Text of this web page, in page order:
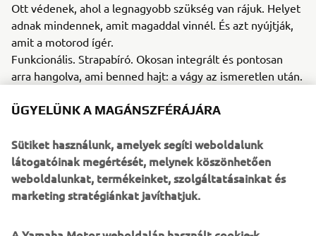
Ott védenek, ahol a legnagyobb szükség van rájuk. Helyet
adnak mindennek, amit magaddal vinnél. És azt nyújtják,
amit a motorod ígér.
Funkcionális. Strapabíró. Okosan integrált és pontosan
arra hangolva, ami benned hajt: a vágy az ismeretlen után.
TARTOZÉKOK MEGTEKINTÉSE
ÜGYELÜNK A MAGÁNSZFÉRÁJÁRA
Sütiket használunk, amelyek segíti weboldalunk
látogatóinak megértését, melynek köszönhetően
weboldalunkat, termékeinket, szolgáltatásainkat és
marketing stratégiánkat javíthatjuk.
A Yamaha Motor weboldalán használt cookie-k